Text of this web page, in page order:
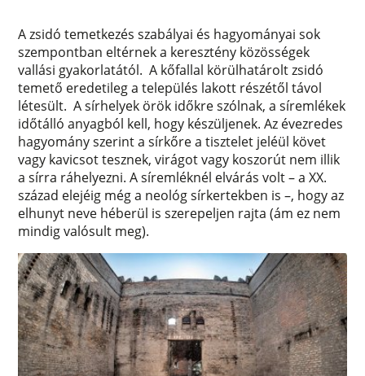
A zsidó temetkezés szabályai és hagyományai sok
szempontban eltérnek a keresztény közösségek
vallási gyakorlatától. A kőfallal körülhatárolt zsidó
temető eredetileg a település lakott részétől távol
létesült. A sírhelyek örök időkre szólnak, a síremlékek
időtálló anyagból kell, hogy készüljenek. Az évezredes
hagyomány szerint a sírkőre a tisztelet jeléül követ
vagy kavicsot tesznek, virágot vagy koszorút nem illik
a sírra ráhelyezni. A síremléknél elvárás volt – a XX.
század elejéig még a neológ sírkertekben is –, hogy az
elhunyt neve héberül is szerepeljen rajta (ám ez nem
mindig valósult meg).